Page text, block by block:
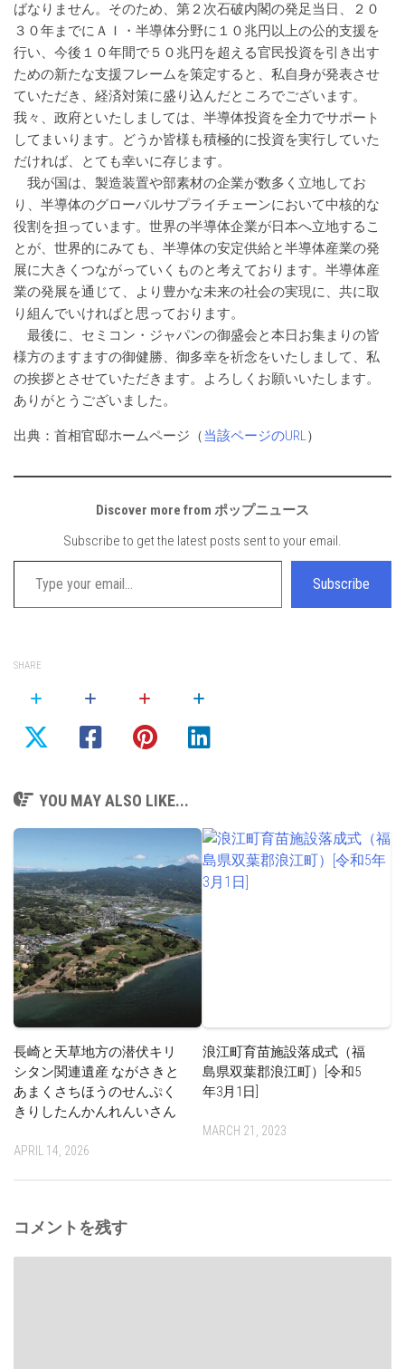
ばなりません。そのため、第２次石破内閣の発足当日、２０
３０年までにＡＩ・半導体分野に１０兆円以上の公的支援を
行い、今後１０年間で５０兆円を超える官民投資を引き出す
ための新たな支援フレームを策定すると、私自身が発表させ
ていただき、経済対策に盛り込んだところでございます。
我々、政府といたしましては、半導体投資を全力でサポート
してまいります。どうか皆様も積極的に投資を実行していた
だければ、とても幸いに存じます。
我が国は、製造装置や部素材の企業が数多く立地してお
り、半導体のグローバルサプライチェーンにおいて中核的な
役割を担っています。世界の半導体企業が日本へ立地するこ
とが、世界的にみても、半導体の安定供給と半導体産業の発
展に大きくつながっていくものと考えております。半導体産
業の発展を通じて、より豊かな未来の社会の実現に、共に取
り組んでいければと思っております。
最後に、セミコン・ジャパンの御盛会と本日お集まりの皆
様方のますますの御健勝、御多幸を祈念をいたしまして、私
の挨拶とさせていただきます。よろしくお願いいたします。
ありがとうございました。
出典：首相官邸ホームページ（当該ページのURL）
Discover more from ポップニュース
Subscribe to get the latest posts sent to your email.
Type your email…
Subscribe
SHARE
YOU MAY ALSO LIKE...
長崎と天草地方の潜伏キリ
シタン関連遺産 ながさきと
あまくさちほうのせんぷく
きりしたんかんれんいさん
APRIL 14, 2026
浪江町育苗施設落成式（福
島県双葉郡浪江町）[令和5
年3月1日]
MARCH 21, 2023
コメントを残す